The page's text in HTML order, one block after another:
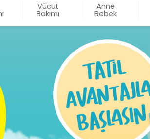
Vücut
Bakımı
Anne
Bebek